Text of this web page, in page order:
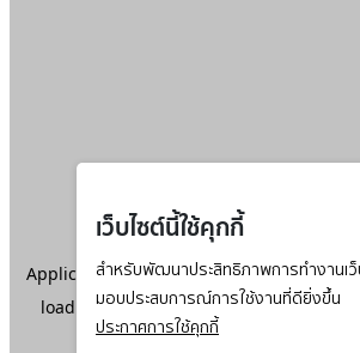
เว็บไซต์นี้ใช้คุกกี้
สำหรับพัฒนาประสิทธิภาพการทำงานเว็
มอบประสบการณ์การใช้งานที่ดียิ่งขึ้น
ประกาศการใช้คุกกี้
Application error: aclient-side exception
loadingwww.ktc.co.th(see the browser
information).